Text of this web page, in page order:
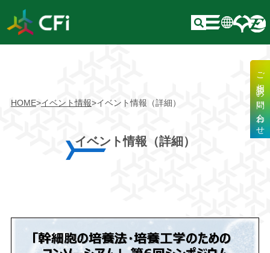
ご相談・お問い合わせ
HOME>イベント情報>イベント情報（詳細）
イベント情報（詳細）